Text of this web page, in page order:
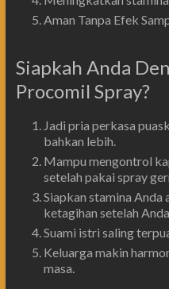
Aman Tanpa Efek
Siapkah Anda
Procomil Spray?
Jadi pria perkasa
bahkan lebih.
Mampu mengontrol
setelah pakai spray
Siapkan stamina Anda
ketagihan setelah
Suami istri saling
Keluarga makin
masa.